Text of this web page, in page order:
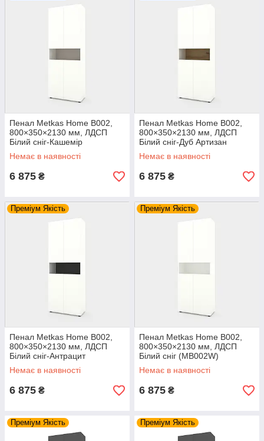
Пенал Metkas Home B002,
800×350×2130 мм, ЛДСП
Білий сніг-Кашемір
(MB002WK)
Немає в наявності
6 875 ₴
Пенал Metkas Home B002,
800×350×2130 мм, ЛДСП
Білий сніг-Дуб Артизан
(MB002WDA)
Немає в наявності
6 875 ₴
Преміум Якість
Пенал Metkas Home B002,
800×350×2130 мм, ЛДСП
Білий сніг-Антрацит
(MB002WA)
Немає в наявності
6 875 ₴
Преміум Якість
Пенал Metkas Home B002,
800×350×2130 мм, ЛДСП
Білий сніг (MB002W)
Немає в наявності
6 875 ₴
Преміум Якість Преміум Якість